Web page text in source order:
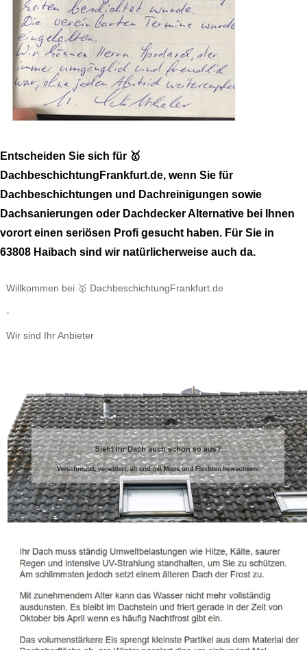
Entscheiden Sie sich für 🥇
DachbeschichtungFrankfurt.de, wenn Sie für
Dachbeschichtungen und Dachreinigungen sowie
Dachsanierungen oder Dachdecker Alternative bei Ihnen
vorort einen seriösen Profi gesucht haben. Für Sie in
63808 Haibach sind wir natürlicherweise auch da.
Willkommen bei 🥇 DachbeschichtungFrankfurt.de
-
Wir sind Ihr Anbieter